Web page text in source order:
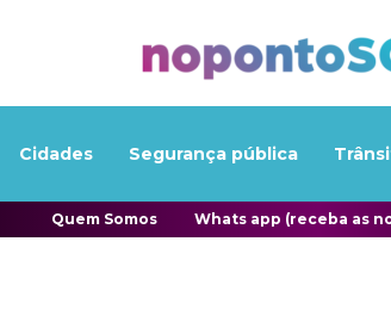
Cidades Segurança pública
Quem Somos Whats app (receba as